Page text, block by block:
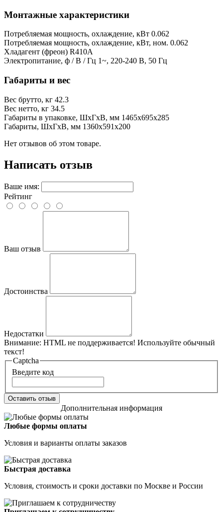
Монтажные характеристики
Потребляемая мощность, охлаждение, кВт 0.062
Потребляемая мощность, охлаждение, кВт, ном. 0.062
Хладагент (фреон) R410A
Электропитание, ф / В / Гц 1~, 220-240 В, 50 Гц
Габариты и вес
Вес брутто, кг 42.3
Вес нетто, кг 34.5
Габариты в упаковке, ШхГхВ, мм 1465x695x285
Габариты, ШхГхВ, мм 1360x591x200
Нет отзывов об этом товаре.
Написать отзыв
Ваше имя:
Рейтинг
Ваш отзыв
Достоинства
Недостатки
Внимание: HTML не поддерживается! Используйте обычный
текст!
Captcha
Введите код
Оставить отзыв
Дополнительная информация
Любые формы оплаты
Условия и варианты оплаты заказов
Быстрая доставка
Условия, стоимость и сроки доставки по Москве и России